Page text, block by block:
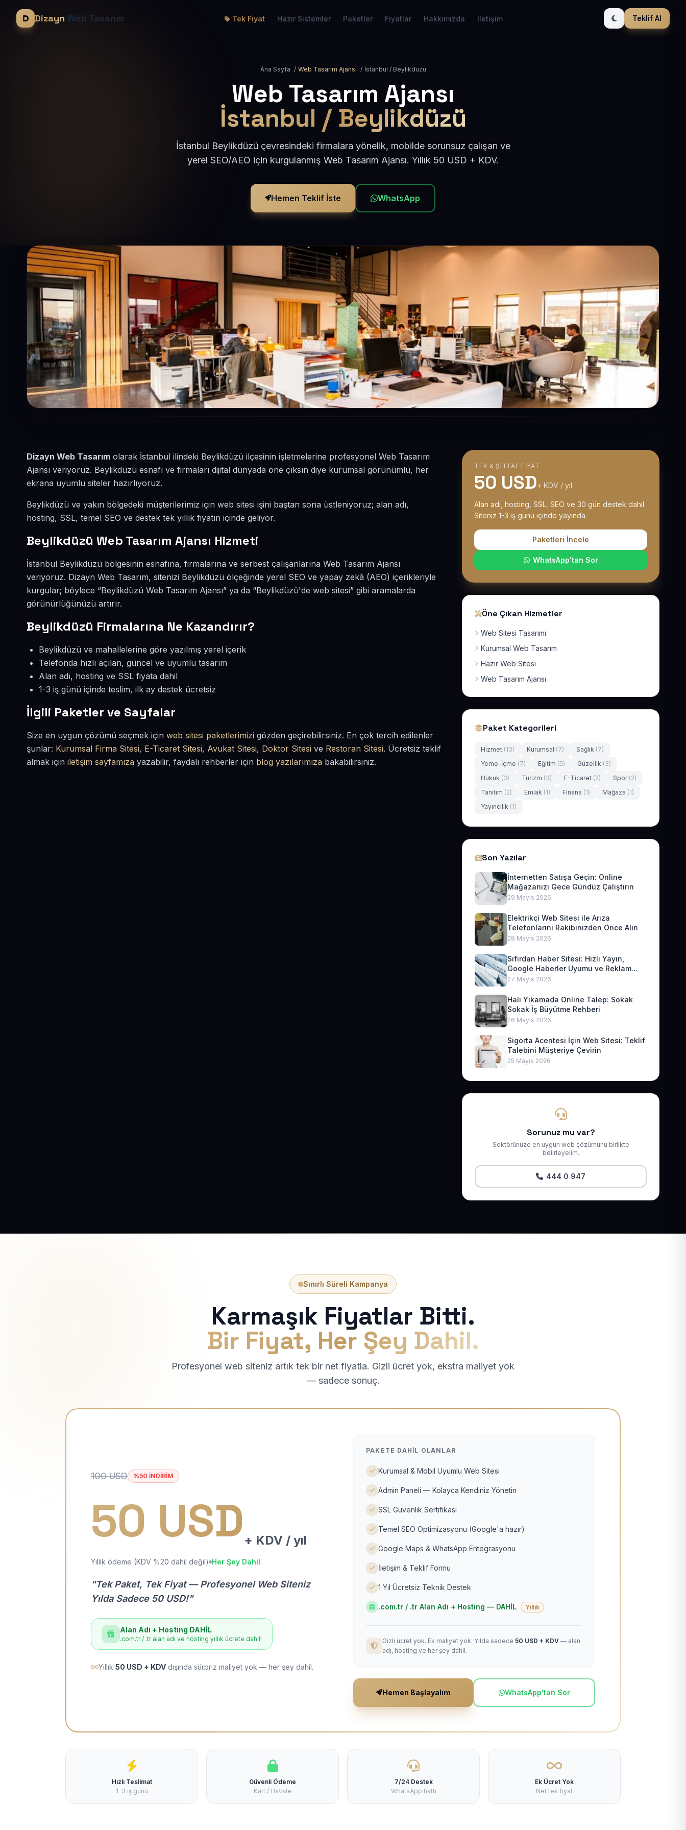
Dizayn Web Tasarım Tek Fiyat Hazır Sistemler Paketler Fiyatlar Hakkımızda İletişim Teklif Al
Ana Sayfa / Web Tasarım Ajansı / İstanbul / Beylikdüzü
Web Tasarım Ajansı
İstanbul / Beylikdüzü
İstanbul Beylikdüzü çevresindeki firmalara yönelik, mobilde sorunsuz çalışan ve
yerel SEO/AEO için kurgulanmış Web Tasarım Ajansı. Yıllık 50 USD + KDV.
Hemen Teklif İste WhatsApp
Dizayn Web Tasarım olarak İstanbul ilindeki Beylikdüzü ilçesinin işletmelerine profesyonel Web Tasarım
Ajansı veriyoruz. Beylikdüzü esnafı ve firmaları dijital dünyada öne çıksın diye kurumsal görünümlü, her
ekrana uyumlu siteler hazırlıyoruz.
Beylikdüzü ve yakın bölgedeki müşterilerimiz için web sitesi işini baştan sona üstleniyoruz; alan adı,
hosting, SSL, temel SEO ve destek tek yıllık fiyatın içinde geliyor.
Beylikdüzü Web Tasarım Ajansı Hizmeti
İstanbul Beylikdüzü bölgesinin esnafına, firmalarına ve serbest çalışanlarına Web Tasarım Ajansı
veriyoruz. Dizayn Web Tasarım, sitenizi Beylikdüzü ölçeğinde yerel SEO ve yapay zekâ (AEO) içerikleriyle
kurgular; böylece “Beylikdüzü Web Tasarım Ajansı” ya da “Beylikdüzü'de web sitesi” gibi aramalarda
görünürlüğünüzü artırır.
Beylikdüzü Firmalarına Ne Kazandırır?
Beylikdüzü ve mahallelerine göre yazılmış yerel içerik
Telefonda hızlı açılan, güncel ve uyumlu tasarım
Alan adı, hosting ve SSL fiyata dahil
1-3 iş günü içinde teslim, ilk ay destek ücretsiz
İlgili Paketler ve Sayfalar
Size en uygun çözümü seçmek için web sitesi paketlerimizi gözden geçirebilirsiniz. En çok tercih edilenler
şunlar: Kurumsal Firma Sitesi, E-Ticaret Sitesi, Avukat Sitesi, Doktor Sitesi ve Restoran Sitesi. Ücretsiz teklif
almak için iletişim sayfamıza yazabilir, faydalı rehberler için blog yazılarımıza bakabilirsiniz.
TEK & ŞEFFAF FIYAT
50 USD+ KDV / yıl
Alan adı, hosting, SSL, SEO ve 30 gün destek dahil.
Siteniz 1-3 iş günü içinde yayında.
Paketleri İncele
WhatsApp'tan Sor
Öne Çıkan Hizmetler
Web Sitesi Tasarımı
Kurumsal Web Tasarım
Hazır Web Sitesi
Web Tasarım Ajansı
Paket Kategorileri
Hizmet (10) Kurumsal (7) Sağlık (7)
Yeme-İçme (7) Eğitim (5) Güzellik (3)
Hukuk (3) Turizm (3) E-Ticaret (2) Spor (2)
Tanıtım (2) Emlak (1) Finans (1) Mağaza (1)
Yayıncılık (1)
Son Yazılar
İnternetten Satışa Geçin: Online
Mağazanızı Gece Gündüz Çalıştırın
29 Mayıs 2026
Elektrikçi Web Sitesi ile Arıza
Telefonlarını Rakibinizden Önce Alın
28 Mayıs 2026
Sıfırdan Haber Sitesi: Hızlı Yayın,
Google Haberler Uyumu ve Reklam
Geliri
27 Mayıs 2026
Halı Yıkamada Online Talep: Sokak
Sokak İş Büyütme Rehberi
26 Mayıs 2026
Sigorta Acentesi İçin Web Sitesi: Teklif
Talebini Müşteriye Çevirin
25 Mayıs 2026
Sorunuz mu var?
Sektörünüze en uygun web çözümünü birlikte
belirleyelim.
444 0 947
Sınırlı Süreli Kampanya
Karmaşık Fiyatlar Bitti.
Bir Fiyat, Her Şey Dahil.
Profesyonel web siteniz artık tek bir net fiyatla. Gizli ücret yok, ekstra maliyet yok
— sadece sonuç.
100 USD %50 İNDİRİM
50 USD + KDV / yıl
Yıllık ödeme (KDV %20 dahil değil) Her Şey Dahil
"Tek Paket, Tek Fiyat — Profesyonel Web Siteniz
Yılda Sadece 50 USD!"
Alan Adı + Hosting DAHİL
.com.tr / .tr alan adı ve hosting yıllık ücrete dahil!
Yıllık 50 USD + KDV dışında sürpriz maliyet yok — her şey dahil.
PAKETE DAHIL OLANLAR
Kurumsal & Mobil Uyumlu Web Sitesi
Admin Paneli — Kolayca Kendiniz Yönetin
SSL Güvenlik Sertifikası
Temel SEO Optimizasyonu (Google'a hazır)
Google Maps & WhatsApp Entegrasyonu
İletişim & Teklif Formu
1 Yıl Ücretsiz Teknik Destek
.com.tr / .tr Alan Adı + Hosting — DAHİL Yıllık
Gizli ücret yok. Ek maliyet yok. Yılda sadece 50 USD + KDV — alan
adı, hosting ve her şey dahil.
Hemen Başlayalım WhatsApp'tan Sor
Hızlı Teslimat
1-3 iş günü
Güvenli Ödeme
Kart / Havale
7/24 Destek
WhatsApp hattı
Ek Ücret Yok
Net tek fiyat